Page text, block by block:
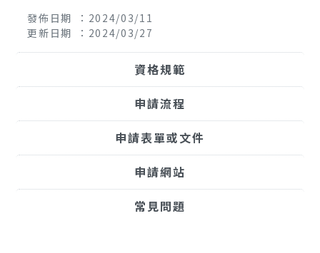
發佈日期 ：2024/03/11
更新日期 ：2024/03/27
資格規範
申請流程
申請表單或文件
申請網站
常見問題